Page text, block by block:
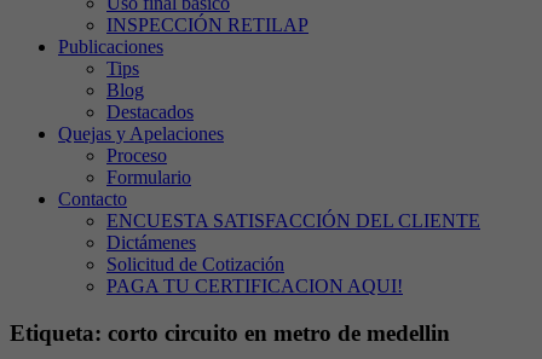
INSPECCIÓN RETILAP
Publicaciones
Tips
Blog
Destacados
Quejas y Apelaciones
Proceso
Formulario
Contacto
ENCUESTA SATISFACCIÓN DEL CLIENTE
Dictámenes
Solicitud de Cotización
PAGA TU CERTIFICACION AQUI!
Etiqueta: corto circuito en metro de medellin